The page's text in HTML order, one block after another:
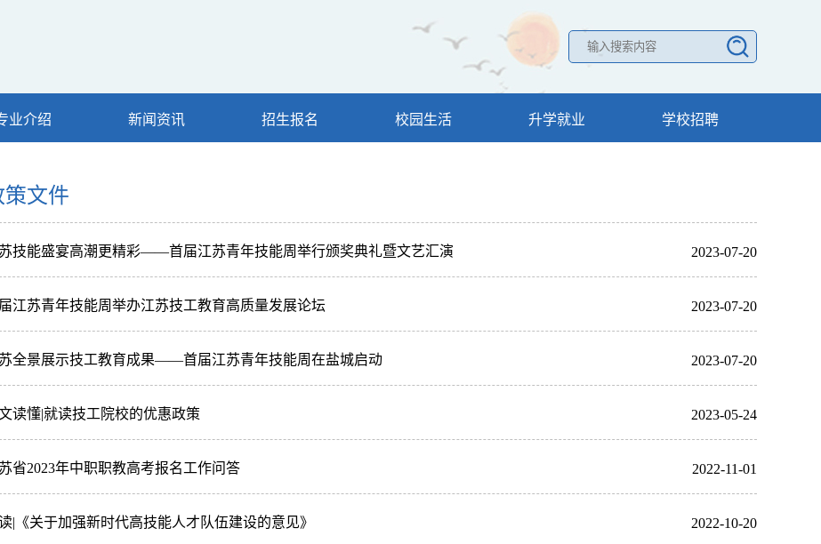
业介绍 新闻资讯 招生报名 校园生活 升学就业 学校招聘
策文件
技能盛宴高潮更精彩——首届江苏青年技能周举行颁奖典礼暨文艺汇演 2023-07-20
江苏青年技能周举办江苏技工教育高质量发展论坛 2023-07-20
全景展示技工教育成果——首届江苏青年技能周在盐城启动 2023-07-20
读懂|就读技工院校的优惠政策 2023-05-24
省2023年中职职教高考报名工作问答 2022-11-01
|《关于加强新时代高技能人才队伍建设的意见》 2022-10-20